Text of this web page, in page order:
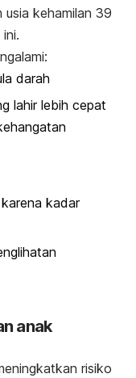
usia kehamilan 39
darah
lahir lebih cepat
kadar
anak
risiko